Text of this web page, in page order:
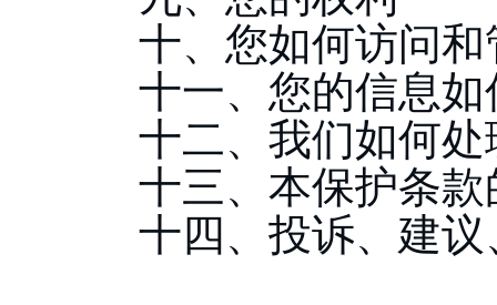
十、您如何访问
十一、您的信息
十二、我们如何
十三、本保护条
十四、投诉、建